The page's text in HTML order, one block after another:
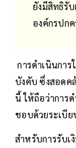
ยังมีสิทธิรั
องค์กรปก
การดำเนินกา
บังคับ ซึ่งสอดค
นี้ ให้ถือว่าการ
ชอบด้วยระเบี
สำหรับการรับเ